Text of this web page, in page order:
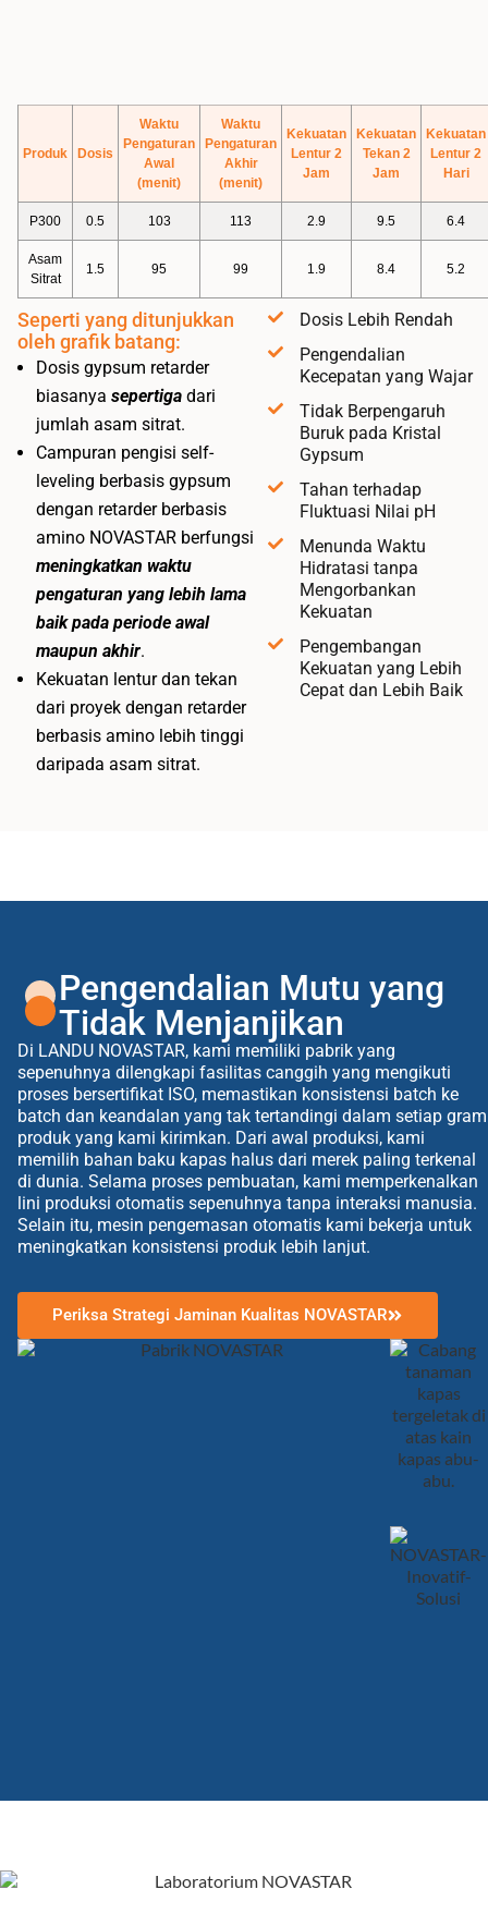
Produk Dosis
Waktu
Pengaturan
Awal
(menit)
Waktu
Pengaturan
Akhir
(menit)
Kekuatan
Lentur 2
Jam
Kekuatan
Tekan 2
Jam
Kekuatan
Lentur 2
Hari
P300 0.5 103 113 2.9 9.5 6.4
Asam
Sitrat
1.5 95 99 1.9 8.4 5.2
Seperti yang ditunjukkan
oleh grafik batang:
Dosis gypsum retarder
biasanya sepertiga dari
jumlah asam sitrat.
Campuran pengisi self-
leveling berbasis gypsum
dengan retarder berbasis
amino NOVASTAR berfungsi
meningkatkan waktu
pengaturan yang lebih lama
baik pada periode awal
maupun akhir.
Kekuatan lentur dan tekan
dari proyek dengan retarder
berbasis amino lebih tinggi
daripada asam sitrat.
Dosis Lebih Rendah
Pengendalian
Kecepatan yang Wajar
Tidak Berpengaruh
Buruk pada Kristal
Gypsum
Tahan terhadap
Fluktuasi Nilai pH
Menunda Waktu
Hidratasi tanpa
Mengorbankan
Kekuatan
Pengembangan
Kekuatan yang Lebih
Cepat dan Lebih Baik
Pengendalian Mutu yang
Tidak Menjanjikan
Di LANDU NOVASTAR, kami memiliki pabrik yang
sepenuhnya dilengkapi fasilitas canggih yang mengikuti
proses bersertifikat ISO, memastikan konsistensi batch ke
batch dan keandalan yang tak tertandingi dalam setiap gram
produk yang kami kirimkan. Dari awal produksi, kami
memilih bahan baku kapas halus dari merek paling terkenal
di dunia. Selama proses pembuatan, kami memperkenalkan
lini produksi otomatis sepenuhnya tanpa interaksi manusia.
Selain itu, mesin pengemasan otomatis kami bekerja untuk
meningkatkan konsistensi produk lebih lanjut.
Periksa Strategi Jaminan Kualitas NOVASTAR